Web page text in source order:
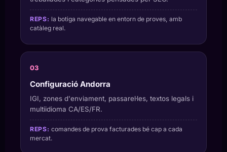
REPS: la botiga navegable en entorn de proves, amb
catàleg real.
Configuració Andorra
IGI, zones d'enviament, passarel·les, textos legals i
multiidioma CA/ES/FR.
REPS: comandes de prova facturades bé cap a cada
mercat.